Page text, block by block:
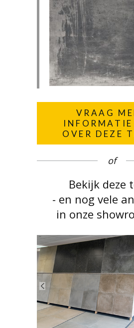
VRAAG
INFORMATIE
OVER DEZE
of
Bekijk deze
- en nog vele
in onze